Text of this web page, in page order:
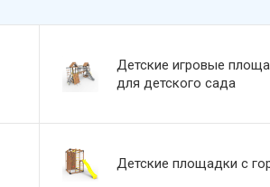
Детские игровые
для детского сада
Детские площадки с